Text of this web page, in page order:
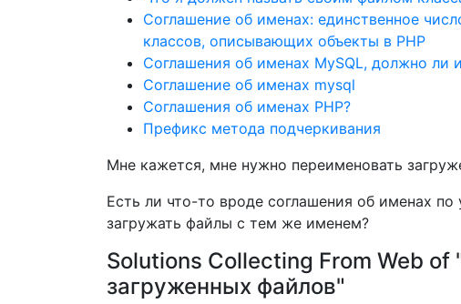
Соглашение об именах: единственное
классов, описывающих объекты в PHP
Соглашения об именах MySQL, должно ли
Соглашение об именах mysql
Соглашения об именах PHP?
Префикс метода подчеркивания
Мне кажется, мне нужно переименовать
Есть ли что-то вроде соглашения об именах
загружать файлы с тем же именем?
Solutions Collecting From Web
загруженных файлов"